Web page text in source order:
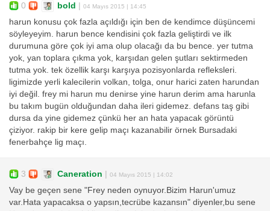
0 bold 04 Mayıs 2015 | 14:45
harun konusu çok fazla açıldığı için ben de kendimce düşüncemi
söyleyeyim. harun bence kendisini çok fazla geliştirdi ve ilk
durumuna göre çok iyi ama olup olacağı da bu bence. yer tutma
yok, yan toplara çıkma yok, karşıdan gelen şutları sektirmeden
tutma yok. tek özellik karşı karşıya pozisyonlarda refleksleri.
ligimizde yerli kalecilerin volkan, tolga, onur harici zaten harundan
iyi değil. frey mi harun mu denirse yine harun derim ama harunla
bu takım bugün olduğundan daha ileri gidemez. defans taş gibi
dursa da yine gidemez çünkü her an hata yapacak görüntü
çiziyor. rakip bir kere gelip maçı kazanabilir örnek Bursadaki
fenerbahçe lig maçı.
3 Caneration 04 Mayıs 2015 | 14:02
Vay be geçen sene "Frey neden oynuyor.Bizim Harun'umuz
var.Hata yapacaksa o yapsın,tecrübe kazansın" diyenler,bu sene